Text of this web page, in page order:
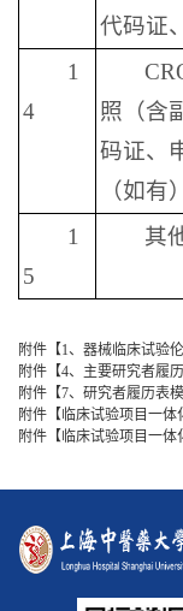
代码证
1
4
照（含
码证、
（如有）
1
5
其
附件【1、器械临床试验
附件【4、主要研究者履
附件【7、研究者履历表
附件【临床试验项目一体
附件【临床试验项目一体